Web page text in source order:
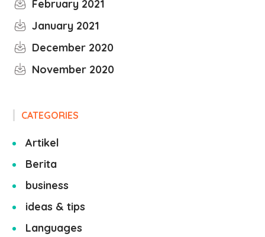
February 2021
January 2021
December 2020
November 2020
CATEGORIES
Artikel
Berita
business
ideas & tips
Languages